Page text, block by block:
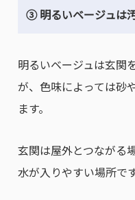
③ 明るいベージュは
明るいベージュは玄関
が、色味によっては砂
ます。
玄関は屋外とつながる
水が入りやすい場所です